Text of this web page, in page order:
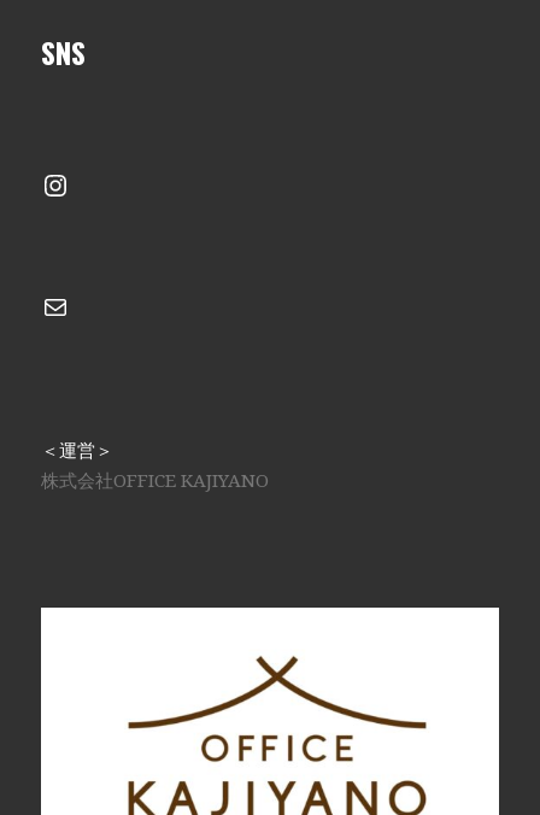
SNS
Instagram
メール
＜運営＞
株式会社OFFICE KAJIYANO